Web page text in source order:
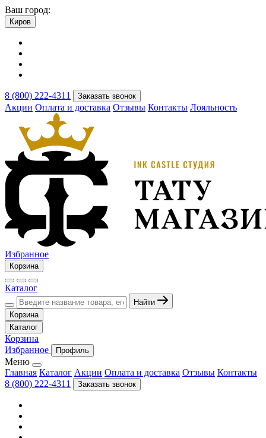
Ваш город:
Киров
8 (800) 222-4311 Заказать звонок
Акции Оплата и доставка Отзывы Контакты Лояльность
Избранное
Корзина
Каталог
Найти
Корзина
Каталог
Корзина
Избранное
Профиль
Меню
Главная Каталог Акции Оплата и доставка Отзывы Контакты
8 (800) 222-4311
Заказать звонок